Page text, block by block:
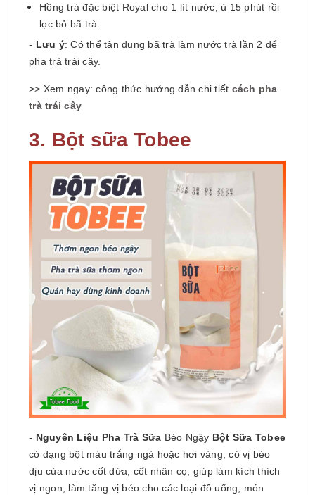
Hồng trà đặc biệt Royal cho 1 lít nước, ủ 15 phút rồi
lọc bỏ bã trà.
- Lưu ý: Có thể tận dụng bã trà làm nước trà lần 2 để
pha trà trái cây.
>> Xem ngay: công thức hướng dẫn chi tiết cách pha
trà trái cây
3. Bột sữa Tobee
- Nguyên Liệu Pha Trà Sữa Béo Ngậy Bột Sữa Tobee
có dạng bột màu trắng ngà hoặc hơi vàng, có vị béo
dịu của nước cốt dừa, cốt nhân cọ, giúp làm kích thích
vị ngon, làm tăng vị béo cho các loại đồ uống, món